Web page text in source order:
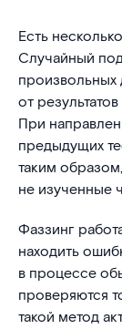
Есть
Случайный
произвольных
от
При
предыдущих
таким
не изученные
Фаззинг
находить
в процессе
проверяются
такой метод